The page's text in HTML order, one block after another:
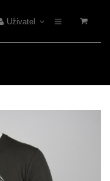
Uživatel